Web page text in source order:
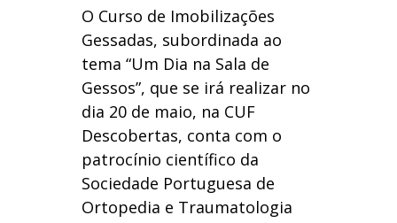
O Curso de Imobilizações
Gessadas, subordinada ao
tema “Um Dia na Sala de
Gessos”, que se irá realizar no
dia 20 de maio, na CUF
Descobertas, conta com o
patrocínio científico da
Sociedade Portuguesa de
Ortopedia e Traumatologia